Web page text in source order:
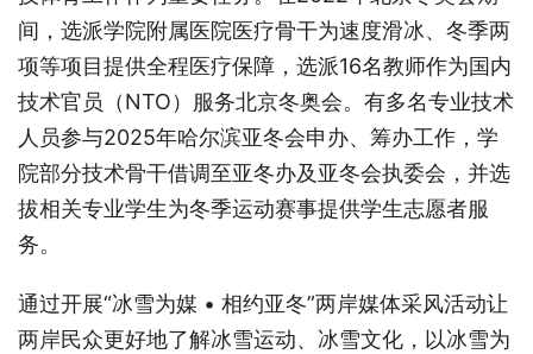
间，选派学院附属医院医疗骨干为速度滑冰、冬季两
项等项目提供全程医疗保障，选派16名教师作为国内
技术官员（NTO）服务北京冬奥会。有多名专业技术
人员参与2025年哈尔滨亚冬会申办、筹办工作，学
院部分技术骨干借调至亚冬办及亚冬会执委会，并选
拔相关专业学生为冬季运动赛事提供学生志愿者服
务。
通过开展“冰雪为媒 • 相约亚冬”两岸媒体采风活动让
两岸民众更好地了解冰雪运动、冰雪文化，以冰雪为